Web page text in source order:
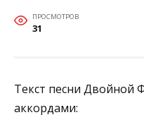
ПРОСМОТРОВ
31
Текст песни Двойной
аккордами: